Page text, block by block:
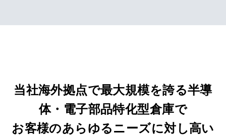
当社海外拠点で最大規模を誇る半導
体・電子部品特化型倉庫で
お客様のあらゆるニーズに対し高い